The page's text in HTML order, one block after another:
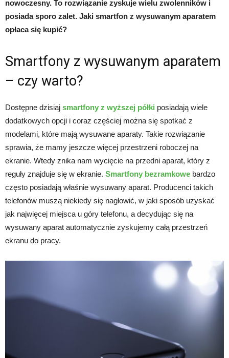
nowoczesny. To rozwiązanie zyskuje wielu zwolenników i
posiada sporo zalet. Jaki smartfon z wysuwanym aparatem
opłaca się kupić?
Smartfony z wysuwanym aparatem
– czy warto?
Dostępne dzisiaj smartfony z wyższej półki posiadają wiele
dodatkowych opcji i coraz częściej można się spotkać z
modelami, które mają wysuwane aparaty. Takie rozwiązanie
sprawia, że mamy jeszcze więcej przestrzeni roboczej na
ekranie. Wtedy znika nam wycięcie na przedni aparat, który z
reguły znajduje się w ekranie. Smartfony bezramkowe bardzo
często posiadają właśnie wysuwany aparat. Producenci takich
telefonów muszą niekiedy się nagłowić, w jaki sposób uzyskać
jak najwięcej miejsca u góry telefonu, a decydując się na
wysuwany aparat automatycznie zyskujemy całą przestrzeń
ekranu do pracy.